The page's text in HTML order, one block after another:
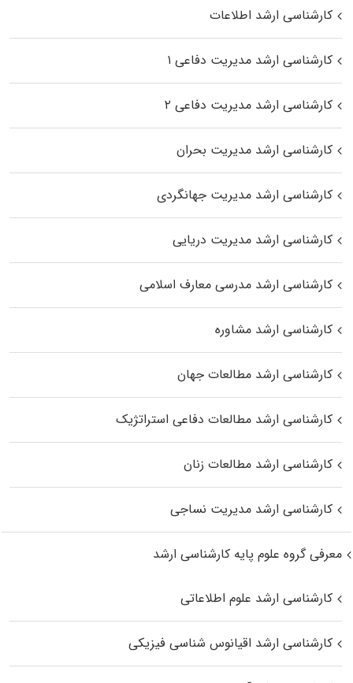
کارشناسی ارشد اطلاعات
کارشناسی ارشد مدیریت دفاعی ۱
کارشناسی ارشد مدیریت دفاعی ۲
کارشناسی ارشد مدیریت بحران
کارشناسی ارشد مدیریت جهانگردی
کارشناسی ارشد مدیریت دریایی
کارشناسی ارشد مدرسی معارف اسلامی
کارشناسی ارشد مشاوره
کارشناسی ارشد مطالعات جهان
کارشناسی ارشد مطالعات دفاعی استراتژیک
کارشناسی ارشد مطالعات زنان
کارشناسی ارشد مدیریت نساجی
معرفی گروه علوم پایه کارشناسی ارشد
کارشناسی ارشد علوم اطلاعاتی
کارشناسی ارشد اقیانوس‌ شناسی فیزیکی